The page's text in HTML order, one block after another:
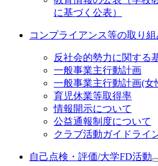
に基づく公表）
コンプライアンス等の取り組
反社会的勢力に関する
一般事業主行動計画
一般事業主行動計画(女
育児休業等取得率
情報開示について
公益通報制度について
クラブ活動ガイドライ
自己点検・評価/大学FD活動